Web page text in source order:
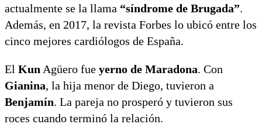
actualmente se la llama “síndrome de Brugada”.
Además, en 2017, la revista Forbes lo ubicó entre los
cinco mejores cardiólogos de España.
El Kun Agüero fue yerno de Maradona. Con
Gianina, la hija menor de Diego, tuvieron a
Benjamín. La pareja no prosperó y tuvieron sus
roces cuando terminó la relación.